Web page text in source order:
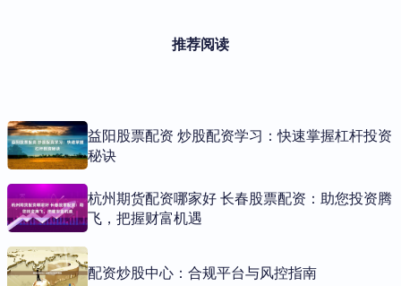
推荐阅读
益阳股票配资 炒股配资学习：快速掌握杠杆投资
秘诀
杭州期货配资哪家好 长春股票配资：助您投资腾
飞，把握财富机遇
配资炒股中心：合规平台与风控指南